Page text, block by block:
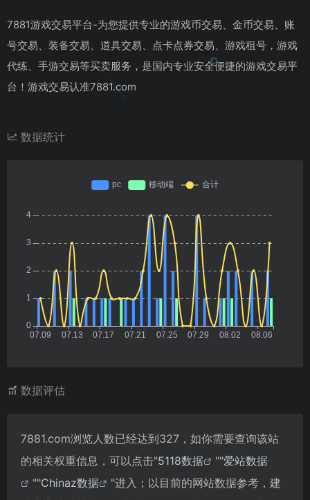
7881游戏交易平台-为您提供专业的游戏币交易、金币交易、账
号交易、装备交易、道具交易、点卡点券交易、游戏租号，游戏
代练、手游交易等买卖服务，是国内专业安全便捷的游戏交易平
台！游戏交易认准7881.com
数据统计
数据评估
7881.com浏览人数已经达到327，如你需要查询该站
的相关权重信息，可以点击"5118数据 ""爱站数据
""Chinaz数据
"进入；以目前的网站数据参考，建